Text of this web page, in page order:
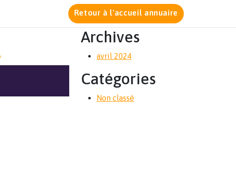
Retour à l'accueil annuaire
Archives
avril 2024
Catégories
Non classé